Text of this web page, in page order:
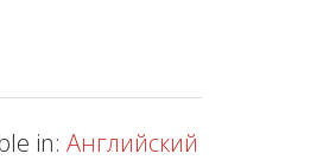
in: Английский